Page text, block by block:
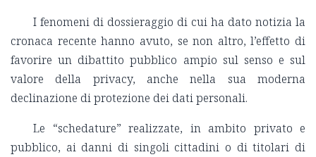
I fenomeni di dossieraggio di cui ha dato notizia la
cronaca recente hanno avuto, se non altro, l’effetto di
favorire un dibattito pubblico ampio sul senso e sul
valore della privacy, anche nella sua moderna
declinazione di protezione dei dati personali.
Le “schedature” realizzate, in ambito privato e
pubblico, ai danni di singoli cittadini o di titolari di